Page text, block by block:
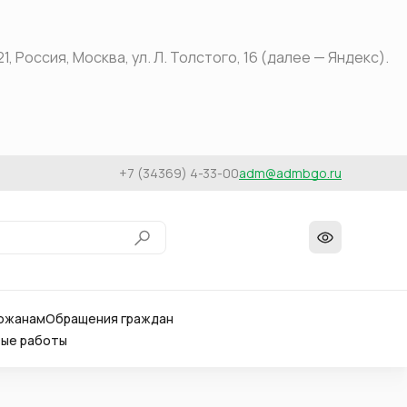
Россия, Москва, ул. Л. Толстого, 16 (далее — Яндекс).
+7 (34369) 4-33-00adm@admbgo.ru
Обращения граждан
работы